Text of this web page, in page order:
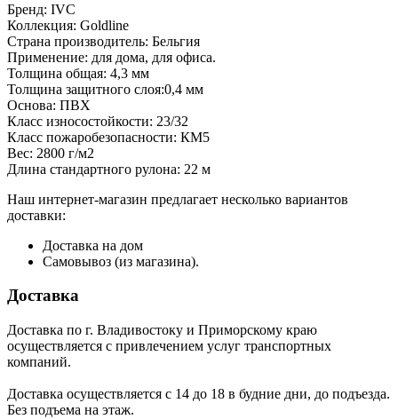
Бренд: IVC
Коллекция: Goldline
Страна производитель: Бельгия
Применение: для дома, для офиса.
Толщина общая: 4,3 мм
Толщина защитного слоя:0,4 мм
Основа: ПВХ
Класс износостойкости: 23/32
Класс пожаробезопасности: КМ5
Вес: 2800 г/м2
Длина стандартного рулона: 22 м
Наш интернет-магазин предлагает несколько вариантов
доставки:
Доставка на дом
Самовывоз (из магазина).
Доставка
Доставка по г. Владивостоку и Приморскому краю
осуществляется с привлечением услуг транспортных
компаний.
Доставка осуществляется с 14 до 18 в будние дни, до подъезда.
Без подъема на этаж.